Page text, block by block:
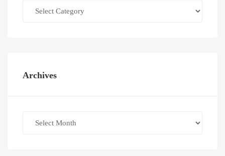
Archives